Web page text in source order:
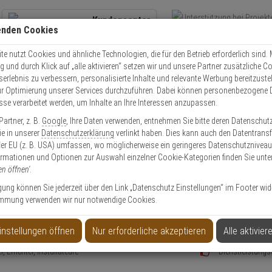
Kundencenter
Kontaktservice nutzen
Mo. - Do.: 8:00 - 16:30 Fr. 8:00 - 14:00 Uhr
Privatkunde
Geschäftskunden, Händler & Öffentliche
Zahlungskonditionen
Account Manager/Techniker
Errichter, Installateure
Unterstützung
Hohe
Ausführliche
Cookies
nutzt Cookies und ähnliche Technologien, die für den Betrieb erforderlich sind.
und durch Klick auf „alle aktivieren“ setzen wir und unsere Partner zusätzliche
zu verbessern, personalisierte Inhalte und relevante Werbung
Optimierung unserer Services durchzuführen. Dabei können personenbezogene
verarbeitet werden, um Inhalte an Ihre Interessen anzupassen.
z. B. Google , Ihre Daten verwenden, entnehmen Sie bitte deren
in unserer Datenschutzerklärung verlinkt haben. Dies kann auch den
EU (z. B. USA) umfassen, wo möglicherweise ein geringeres Datenschutzniveau
und Optionen zur Auswahl einzelner Cookie-Kategorien finden Sie
öffnen'.
können Sie jederzeit über den Link „Datenschutz Einstellungen“ im Footer
verwenden wir nur notwendige Cookies.
öffnen Nur erforderliche akzeptieren Alle